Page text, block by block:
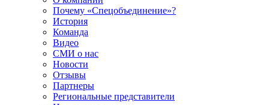
Почему «Спецобъединение»?
История
Команда
Видео
СМИ о нас
Новости
Отзывы
Партнеры
Региональные представители